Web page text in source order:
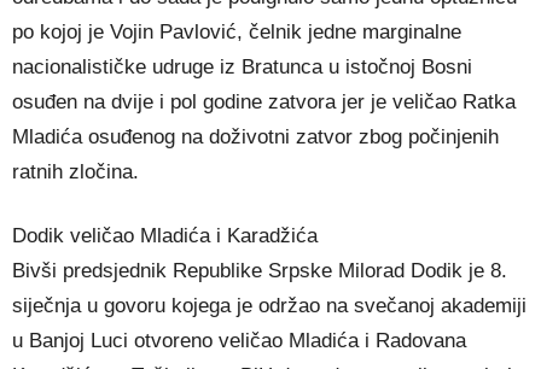
po kojoj je Vojin Pavlović, čelnik jedne marginalne
nacionalističke udruge iz Bratunca u istočnoj Bosni
osuđen na dvije i pol godine zatvora jer je veličao Ratka
Mladića osuđenog na doživotni zatvor zbog počinjenih
ratnih zločina.
Dodik veličao Mladića i Karadžića
Bivši predsjednik Republike Srpske Milorad Dodik je 8.
siječnja u govoru kojega je održao na svečanoj akademiji
u Banjoj Luci otvoreno veličao Mladića i Radovana